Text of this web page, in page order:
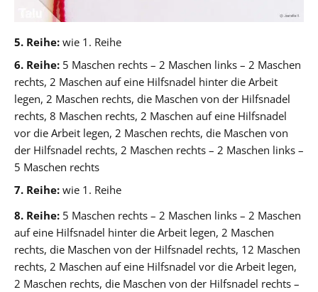
5. Reihe: wie 1. Reihe
6. Reihe: 5 Maschen rechts – 2 Maschen links – 2 Maschen
rechts, 2 Maschen auf eine Hilfsnadel hinter die Arbeit
legen, 2 Maschen rechts, die Maschen von der Hilfsnadel
rechts, 8 Maschen rechts, 2 Maschen auf eine Hilfsnadel
vor die Arbeit legen, 2 Maschen rechts, die Maschen von
der Hilfsnadel rechts, 2 Maschen rechts – 2 Maschen links –
5 Maschen rechts
7. Reihe: wie 1. Reihe
8. Reihe: 5 Maschen rechts – 2 Maschen links – 2 Maschen
auf eine Hilfsnadel hinter die Arbeit legen, 2 Maschen
rechts, die Maschen von der Hilfsnadel rechts, 12 Maschen
rechts, 2 Maschen auf eine Hilfsnadel vor die Arbeit legen,
2 Maschen rechts, die Maschen von der Hilfsnadel rechts –